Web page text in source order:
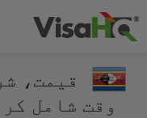
قیمت،
وقت شامل